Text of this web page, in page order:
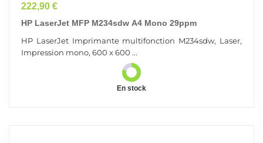
Prix
222,90 €
HP LaserJet MFP M234sdw A4 Mono 29ppm
HP LaserJet Imprimante multifonction M234sdw, Laser,
Impression mono, 600 x 600 ...
En stock